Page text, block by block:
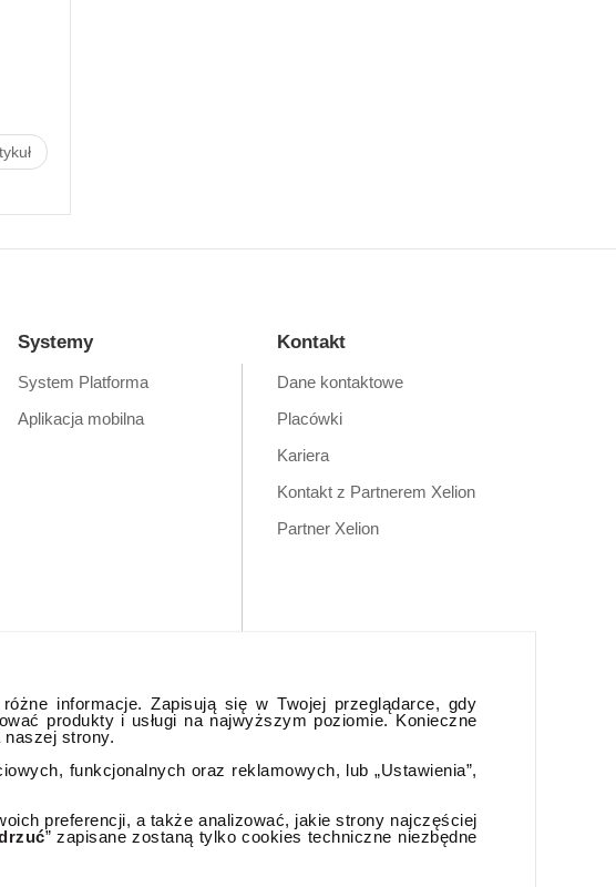
informacje. Zapisują się w Twojej przeglądarce, gdy
produkty i usługi na najwyższym poziomie. Konieczne
naszej strony.
funkcjonalnych oraz reklamowych, lub „Ustawienia”,
preferencji, a także analizować, jakie strony najczęściej
” zapisane zostaną tylko cookies techniczne niezbędne
Systemy
System Platforma
Aplikacja mobilna
Kontakt
Dane kontaktowe
Placówki
Kariera
Kontakt z Partnerem Xelion
Partner Xelion